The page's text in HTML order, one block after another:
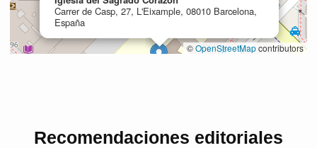
Recomendaciones editoriales